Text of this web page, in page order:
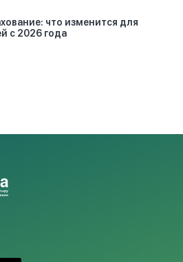
что изменится для
с 2026 года